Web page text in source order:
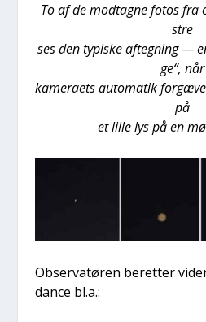
To af de mod­tag­ne fotos fra
stre
ses den typi­ske afteg­ning —
ge“, når
kame­ra­ets auto­ma­tik
på
et lil­le lys på en
Obser­va­tø­ren beret­ter
dan­ce bl.a.: